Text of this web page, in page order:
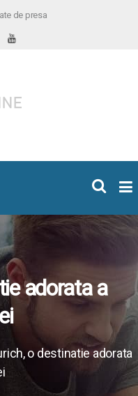
de presa
adorata a
o destinatie adorata